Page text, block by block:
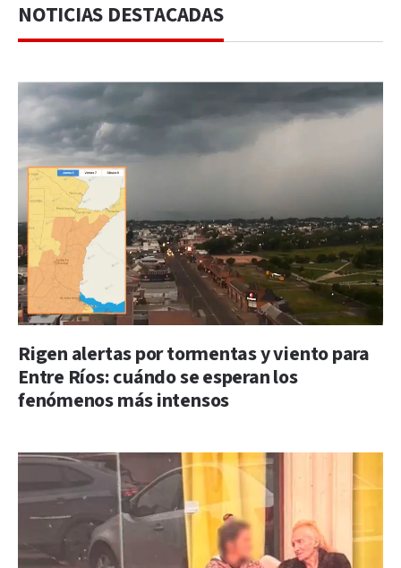
NOTICIAS DESTACADAS
Rigen alertas por tormentas y viento para
Entre Ríos: cuándo se esperan los
fenómenos más intensos